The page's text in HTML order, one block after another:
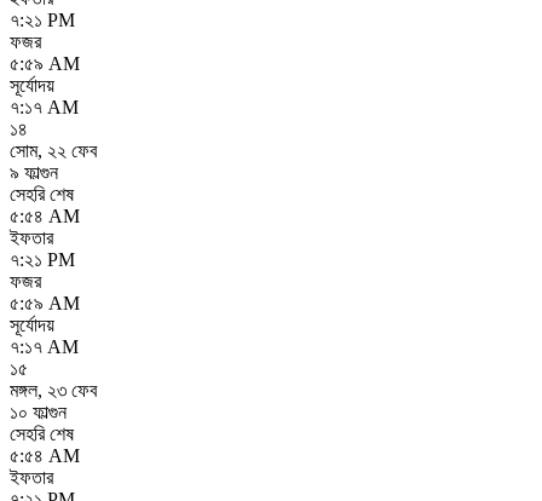
৭:২১ PM
ফজর
৫:৫৯ AM
সূর্যোদয়
৭:১৭ AM
১৪
সোম, ২২ ফেব
৯ ফাল্গুন
সেহরি শেষ
৫:৫৪ AM
ইফতার
৭:২১ PM
ফজর
৫:৫৯ AM
সূর্যোদয়
৭:১৭ AM
১৫
মঙ্গল, ২৩ ফেব
১০ ফাল্গুন
সেহরি শেষ
৫:৫৪ AM
ইফতার